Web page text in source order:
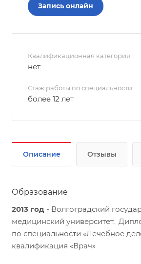
Запись онлайн
Квалификационная категория
нет
Стаж работы по специальности
более 12 лет
Описание Отзывы
Образование
2013 год - Волгоградский
медицинский университет.
по специальности «Лечебное
квалификация «Врач»